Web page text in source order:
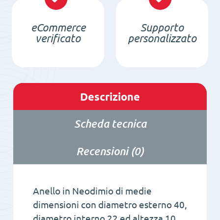
eCommerce
verificato
Supporto
personalizzato
Descrizione
Scheda tecnica
Recensioni (0)
Anello in Neodimio di medie
dimensioni con diametro esterno 40,